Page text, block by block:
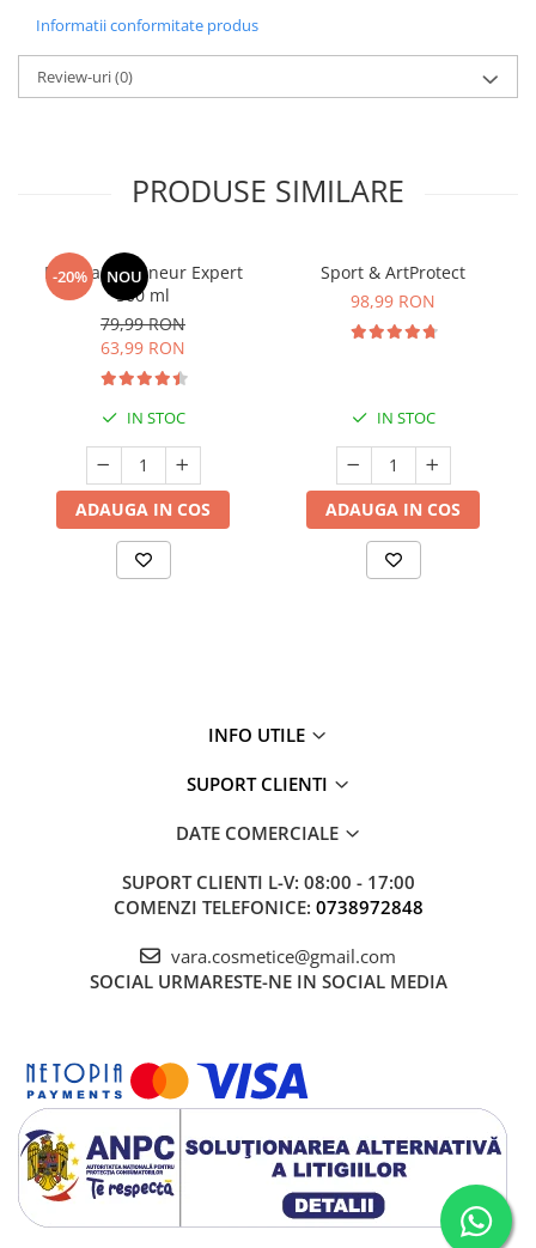
Informatii conformitate produs
Review-uri(0)
PRODUSE SIMILARE
-20% NOU
Manhaē Draineur Expert
500 ml
79,99 RON
63,99 RON
IN STOC
ADAUGA IN COS
Sport & ArtProtect
98,99 RON
IN STOC
ADAUGA IN COS
INFO UTILE
SUPORT CLIENTI
DATE COMERCIALE
SUPORT CLIENTI L-V: 08:00 - 17:00
COMENZI TELEFONICE: 0738972848
vara.cosmetice@gmail.com
SOCIAL URMARESTE-NE IN SOCIAL MEDIA